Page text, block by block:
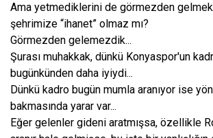
Ama yetmediklerini de görmezden
şehrimize “ihanet” olmaz mı?
Görmezden gelemezdik...
Şurası muhakkak, dünkü Konyaspor'un
bugünkünden daha iyiydi...
Dünkü kadro bugün mumla aranıyor ise
bakmasında yarar var...
Eğer gelenler gideni aratmışsa, özellikle